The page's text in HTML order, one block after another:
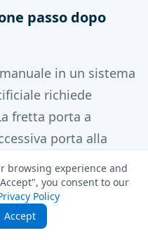
passo dopo
in un sistema
richiede
fretta porta a
porta alla
meticolosità e
1-2)
browsing experience and
you consent to our
Policy
Accept